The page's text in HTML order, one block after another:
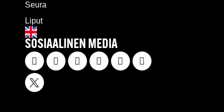
Seura
Liput
SOSIAALINEN MEDIA